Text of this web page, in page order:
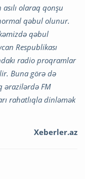
olaraq qonşu
qəbul olunur.
qəbul
Respublikası
radio proqramlar
Buna görə də
ərazilərdə FM
rahatlıqla dinləmək
Xeberler.az